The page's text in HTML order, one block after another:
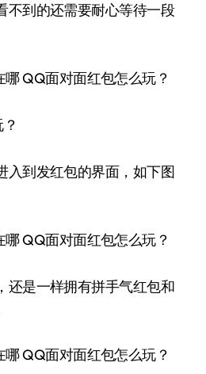
不到的还需要耐心等待一段
入到发红包的界面，如下图
还是一样拥有拼手气红包和